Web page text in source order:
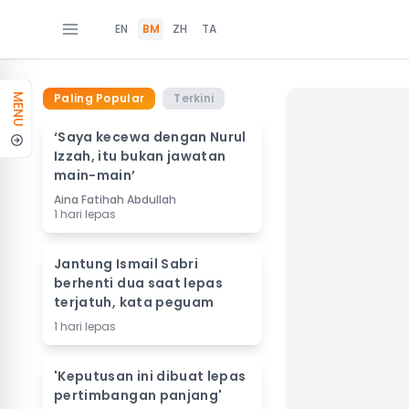
EN BM ZH TA
MENU Paling Popular Terkini
‘Saya kecewa dengan Nurul
Izzah, itu bukan jawatan
main-main’
Aina Fatihah Abdullah
1 hari lepas
Jantung Ismail Sabri
berhenti dua saat lepas
terjatuh, kata peguam
1 hari lepas
'Keputusan ini dibuat lepas
pertimbangan panjang'